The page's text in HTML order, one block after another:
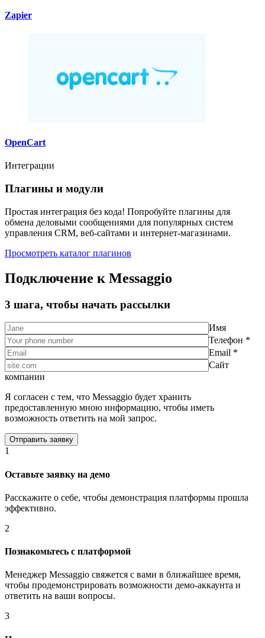
Zapier
OpenCart
Интеграции
Плагины и модули
Простая интеграция без кода! Попробуйте плагины для
обмена деловыми сообщениями для популярных систем
управления CRM, веб-сайтами и интернет-магазинами.
Просмотреть каталог плагинов
Подключение к Messaggio
3 шага, чтобы начать рассылки
Имя
Телефон *
Email *
Сайт
компании
Я согласен с тем, что Messaggio будет хранить
предоставленную мною информацию, чтобы иметь
возможность ответить на мой запрос.
1
Оставьте заявку на демо
Расскажите о себе, чтобы демонстрация платформы прошла
эффективно.
2
Познакомьтесь с платформой
Менеджер Messaggio свяжется с вами в ближайшее время,
чтобы продемонстрировать возможности демо-аккаунта и
ответить на ваши вопросы.
3